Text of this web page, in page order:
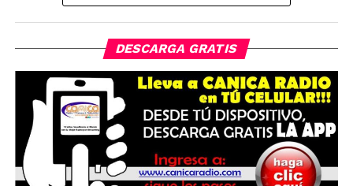
DESCARGA GRATIS